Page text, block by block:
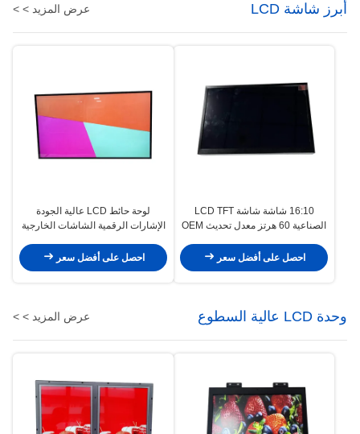
أبرز شاشة LCD عرض المزيد > >
16:10 شاشة شاشة LCD TFT
الصناعية 60 هرتز معدل تحديث OEM
احصل على أفضل سعر
لوحة حائط LCD عالية الجودة
الإشارات الرقمية الشاشات الخارجية
احصل على أفضل سعر
وحدة LCD عالية السطوع عرض المزيد > >